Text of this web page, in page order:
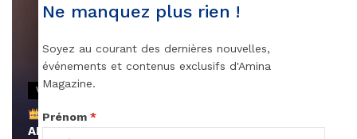
VIDEOS
Remerciements à Ayden pour son message sur
AMINA, le Magazine de la Femme
Ne manquez plus rien !
Soyez au courant des dernières nouvelles,
événements et contenus exclusifs d'Amina
Magazine.
Prénom *